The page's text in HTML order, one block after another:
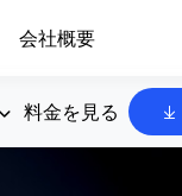
会社概要
料金を見る